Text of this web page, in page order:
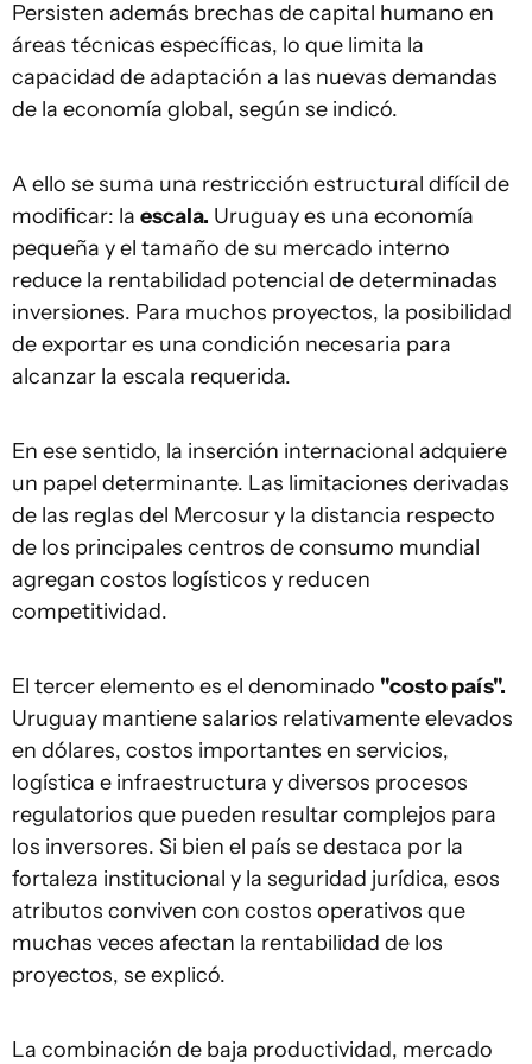
Persisten además brechas de capital humano en
áreas técnicas específicas, lo que limita la
capacidad de adaptación a las nuevas demandas
de la economía global, según se indicó.
A ello se suma una restricción estructural difícil de
modificar: la escala. Uruguay es una economía
pequeña y el tamaño de su mercado interno
reduce la rentabilidad potencial de determinadas
inversiones. Para muchos proyectos, la posibilidad
de exportar es una condición necesaria para
alcanzar la escala requerida.
En ese sentido, la inserción internacional adquiere
un papel determinante. Las limitaciones derivadas
de las reglas del Mercosur y la distancia respecto
de los principales centros de consumo mundial
agregan costos logísticos y reducen
competitividad.
El tercer elemento es el denominado "costo país".
Uruguay mantiene salarios relativamente elevados
en dólares, costos importantes en servicios,
logística e infraestructura y diversos procesos
regulatorios que pueden resultar complejos para
los inversores. Si bien el país se destaca por la
fortaleza institucional y la seguridad jurídica, esos
atributos conviven con costos operativos que
muchas veces afectan la rentabilidad de los
proyectos, se explicó.
La combinación de baja productividad, mercado